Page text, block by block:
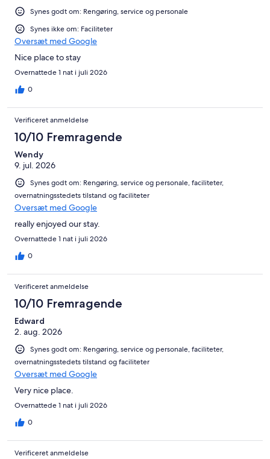
Synes godt om: Rengøring, service og personale
Synes ikke om: Faciliteter
Oversæt med Google
Nice place to stay
Overnattede 1 nat i juli 2026
0
Verificeret anmeldelse
10/10 Fremragende
Wendy
9. jul. 2026
Synes godt om: Rengøring, service og personale, faciliteter,
overnatningsstedets tilstand og faciliteter
Oversæt med Google
really enjoyed our stay.
Overnattede 1 nat i juli 2026
0
Verificeret anmeldelse
10/10 Fremragende
Edward
2. aug. 2026
Synes godt om: Rengøring, service og personale, faciliteter,
overnatningsstedets tilstand og faciliteter
Oversæt med Google
Very nice place.
Overnattede 1 nat i juli 2026
0
Verificeret anmeldelse